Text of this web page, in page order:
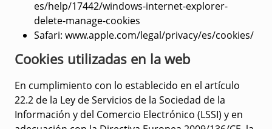
es/help/17442/windows-internet-explorer-
delete-manage-cookies
Safari: www.apple.com/legal/privacy/es/cookies/
Cookies utilizadas en la web
En cumplimiento con lo establecido en el artículo
22.2 de la Ley de Servicios de la Sociedad de la
Información y del Comercio Electrónico (LSSI) y en